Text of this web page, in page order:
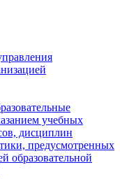
учебных
дисциплин
предусмотренных
образовательной